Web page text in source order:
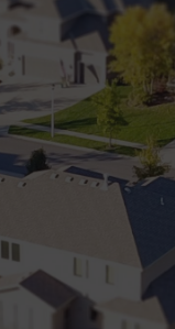
A PROPOS DE NOUS
CONTACT
ESTIMATION GRATUITE
+32 (0) 2 660 50 50
Bruxelles Sud
Sambreville